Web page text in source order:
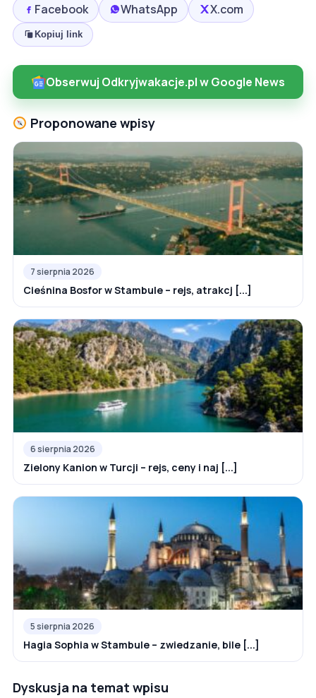
Facebook WhatsApp X.com
Kopiuj link
Obserwuj Odkryjwakacje.pl w Google News
Proponowane wpisy
7 sierpnia 2026
Cieśnina Bosfor w Stambule – rejs, atrakcj [...]
6 sierpnia 2026
Zielony Kanion w Turcji – rejs, ceny i naj [...]
5 sierpnia 2026
Hagia Sophia w Stambule – zwiedzanie, bile [...]
Dyskusja na temat wpisu